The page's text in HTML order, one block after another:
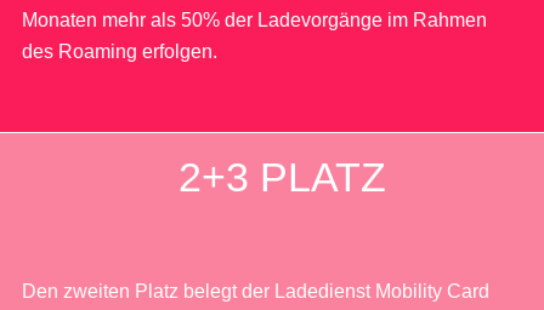
Monaten mehr als 50% der Ladevorgänge im Rahmen
des Roaming erfolgen.
2+3 PLATZ
Den zweiten Platz belegt der Ladedienst Mobility Card